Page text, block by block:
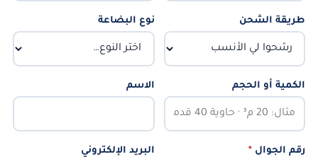
طريقة الشحن نوع البضاعة
الكمية أو الحجم الاسم
رقم الجوال * البريد الإلكتروني